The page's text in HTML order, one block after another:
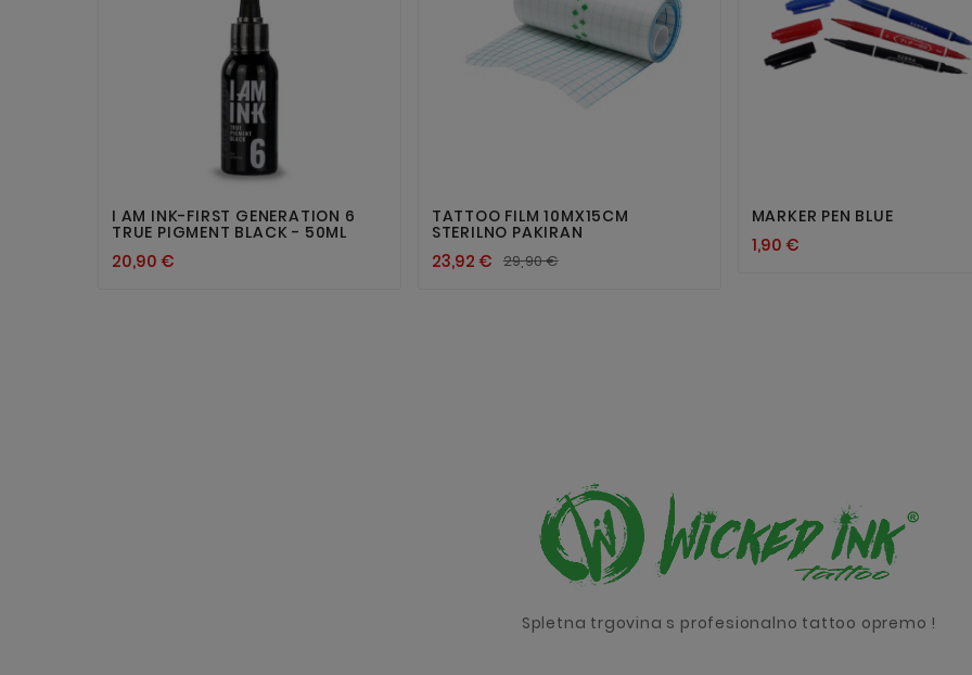
 
I AM INK-FIRST GENERATION 6
TRUE PIGMENT BLACK - 50ML
20,90 €
TATTOO FILM 10MX15CM
STERILNO PAKIRAN
23,92 € 29,90 €
MARKER PEN BLUE
1,90 €
Spletna trgovina s profesionalno tattoo opremo !